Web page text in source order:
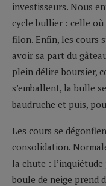
investisseurs. Nous
cycle bullier : celle
filon. Enfin, les cours
avoir sa part du
plein délire boursier,
s’emballent, la bulle
baudruche et puis,
Les cours se
consolidation.
la chute :
boule de neige prend